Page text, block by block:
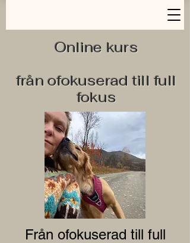
Online kurs
från ofokuserad till full
fokus
Från ofokuserad till full